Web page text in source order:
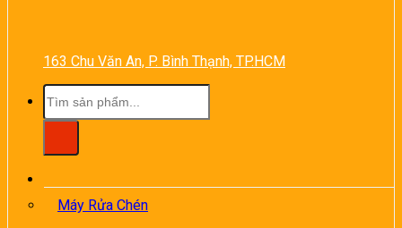
163 Chu Văn An, P. Bình Thạnh, TP.HCM
Tìm
kiếm:
Máy Rửa Chén